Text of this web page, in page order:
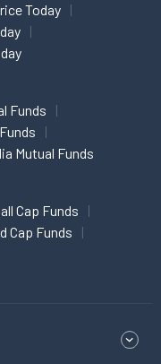
Today
Funds
Mutual Funds
Cap Funds
Cap Funds